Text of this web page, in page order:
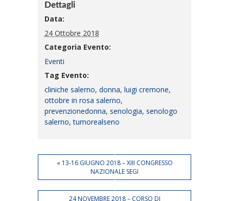
Dettagli
Data:
24 Ottobre 2018
Categoria Evento:
Eventi
Tag Evento:
cliniche salerno, donna, luigi cremone,
ottobre in rosa salerno,
prevenzionedonna, senologia, senologo
salerno,tumorealseno
« 13-16 GIUGNO 2018 – XIII CONGRESSO
NAZIONALE SEGI
24 NOVEMBRE 2018 – CORSO DI